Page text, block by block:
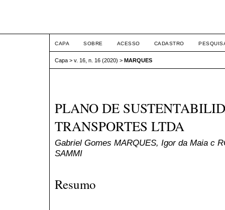
CAPA SOBRE ACESSO CADASTRO
Capa > v. 16, n. 16 (2020) > MARQUES
PLANO DE
TRANSPORTES LTDA
Gabriel Gomes MARQUES, Igor da Maia c
SAMMI
Resumo